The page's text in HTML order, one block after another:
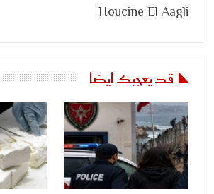
Houcine El Aagli
قد يعجبك ايضا